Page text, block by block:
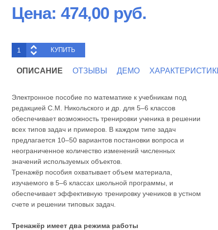
Цена: 474,00 руб.
ОПИСАНИЕ ОТЗЫВЫ ДЕМО
Электронное пособие по математике к учебникам под
редакцией С.М. Никольского и др. для 5–6 классов
обеспечивает возможность тренировки ученика в решении
всех типов задач и примеров. В каждом типе задач
предлагается 10–50 вариантов постановки вопроса и
неограниченное количество изменений численных
значений используемых объектов.
Тренажёр пособия охватывает объем материала,
изучаемого в 5–6 классах школьной программы, и
обеспечивает эффективную тренировку учеников в устном
счете и решении типовых задач.
Тренажёр имеет два режима работы